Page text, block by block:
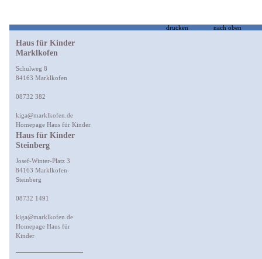
drucken nach oben
Haus für Kinder
Marklkofen
Schulweg 8
84163 Marklkofen
08732 382
kiga@marklkofen.de
Homepage Haus für Kinder
Haus für Kinder
Steinberg
Josef-Winter-Platz 3
84163 Marklkofen-
Steinberg
08732 1491
kiga@marklkofen.de
Homepage Haus für
Kinder